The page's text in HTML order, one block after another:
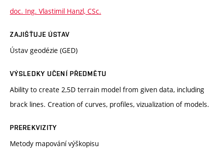
doc. Ing. Vlastimil Hanzl, CSc.
ZAJIŠŤUJE ÚSTAV
Ústav geodézie (GED)
VÝSLEDKY UČENÍ PŘEDMĚTU
Ability to create 2,5D terrain model from given data, including
brack lines. Creation of curves, profiles, vizualization of models.
PREREKVIZITY
Metody mapování výškopisu